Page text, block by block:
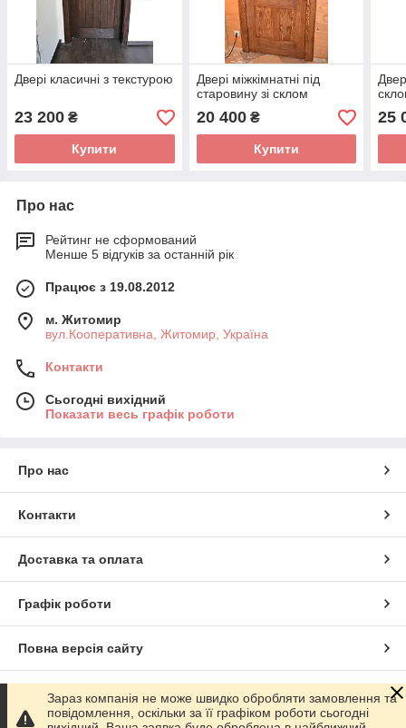
Двері класичні з текстурою
23 200 ₴
Купити
Двері міжкімнатні під
старовину зі склом
20 400₴
Купити
25
Про нас
Рейтинг не сформований
Менше 5 відгуків за останній рік
Працює з 19.08.2012
м. Житомир
вул.Кооперативна, Житомир, Україна
Контакти
Сьогодні вихідний
Показати весь графік роботи
Про нас
Контакти
Доставка та оплата
Графік роботи
Повна версія сайту
Сайт створено на маркетплейсіProm.ua
Зараз компанія не може швидко обробляти замовлення та
повідомлення, оскільки за її графіком роботи сьогодні